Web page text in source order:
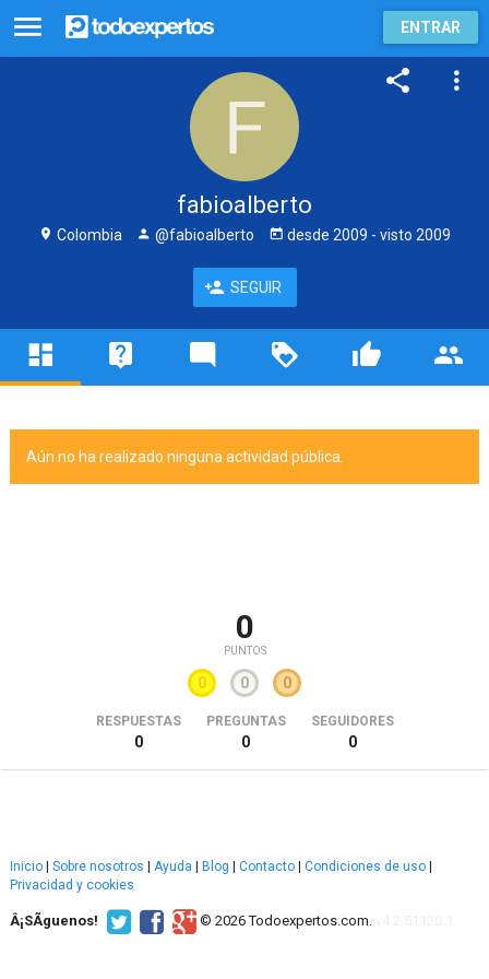
ENTRAR
fabioalberto
Colombia @fabioalberto desde 2009 - visto 2009
SEGUIR
Aún no ha realizado ninguna actividad pública.
0
PUNTOS
0 0 0
RESPUESTAS
0
PREGUNTAS
0
SEGUIDORES
0
Inicio Sobre nosotros Ayuda Blog Contacto Condiciones de uso
Privacidad y cookies
Â¡SÃ­guenos! © 2026 Todoexpertos.com.